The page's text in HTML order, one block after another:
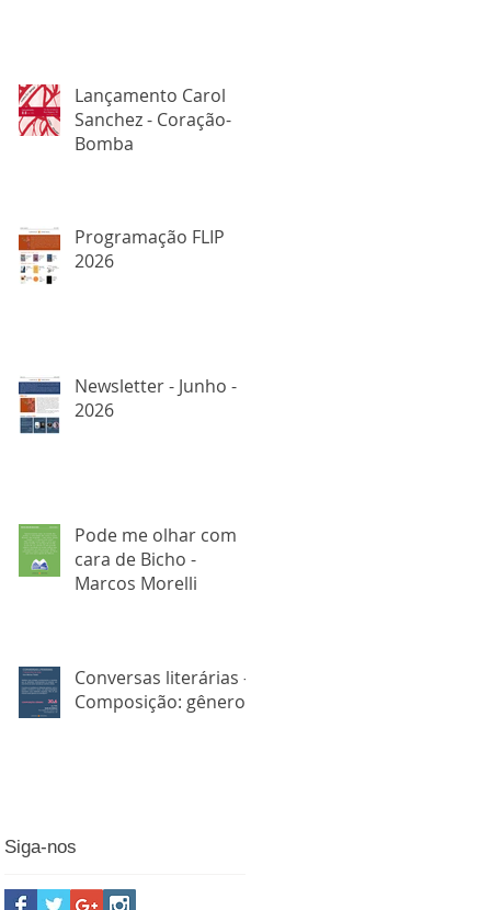
Lançamento Carol
Sanchez - Coração-
Bomba
Programação FLIP
2026
Newsletter - Junho -
2026
Pode me olhar com
cara de Bicho -
Marcos Morelli
Conversas literárias -
Composição: gênero
Siga-nos